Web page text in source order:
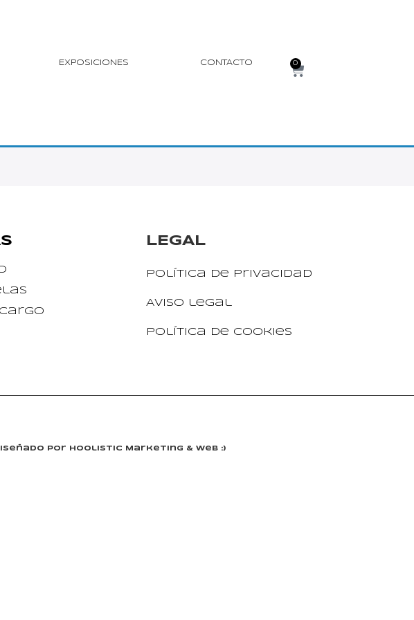
EXPOSICIONES CONTACTO 0
LEGAL
Política de privacidad
Aviso legal
Política de cookies
Por Hoolistic Marketing & Web :)